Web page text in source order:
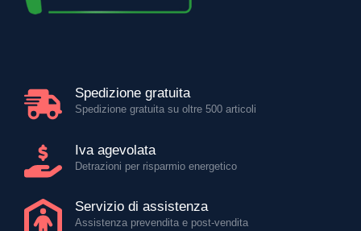
Spedizione gratuita
Spedizione gratuita su oltre 500 articoli
Iva agevolata
Detrazioni per risparmio energetico
Servizio di assistenza
Assistenza prevendita e post-vendita